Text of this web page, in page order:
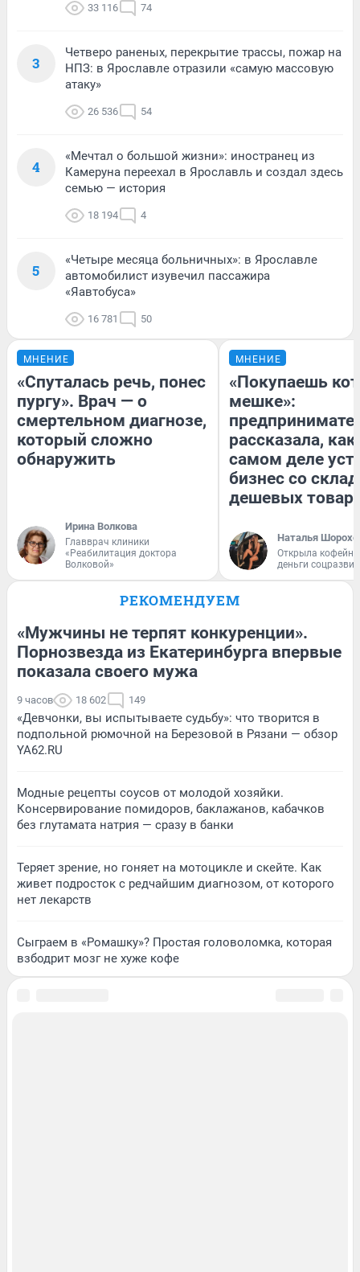
33 116 74
3
Четверо раненых, перекрытие трассы, пожар на
НПЗ: в Ярославле отразили «самую массовую
атаку»
26 536 54
4
«Мечтал о большой жизни»: иностранец из
Камеруна переехал в Ярославль и создал здесь
семью — история
18 194 4
5
«Четыре месяца больничных»: в Ярославле
автомобилист изувечил пассажира
«Яавтобуса»
16 781 50
МНЕНИЕ
«Спуталась речь, понес
пургу». Врач — о
смертельном диагнозе,
который сложно
обнаружить
Ирина Волкова
Главврач клиники
«Реабилитация доктора
Волковой»
МНЕНИЕ
«Покупаешь
мешке»:
рассказала, как
самом деле
бизнес со
дешевых
Наталья
Открыла
деньги
РЕКОМЕНДУЕМ
«Мужчины не терпят конкуренции».
Порнозвезда из Екатеринбурга впервые
показала своего мужа
9 часов 18 602 149
«Девчонки, вы испытываете судьбу»: что творится в
подпольной рюмочной на Березовой в Рязани — обзор
YA62.RU
Модные рецепты соусов от молодой хозяйки.
Консервирование помидоров, баклажанов, кабачков
без глутамата натрия — сразу в банки
Теряет зрение, но гоняет на мотоцикле и скейте. Как
живет подросток с редчайшим диагнозом, от которого
нет лекарств
Сыграем в «Ромашку»? Простая головоломка, которая
взбодрит мозг не хуже кофе